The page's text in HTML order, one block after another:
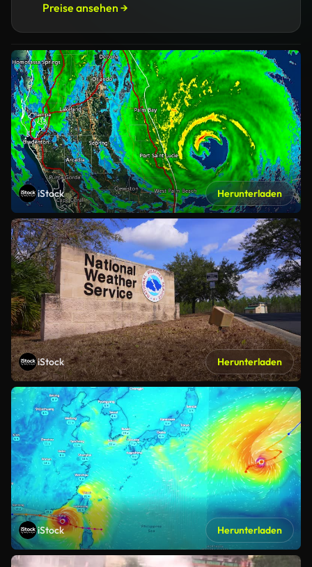
Preise ansehen →
iStock Herunterladen
iStock Herunterladen
iStock Herunterladen